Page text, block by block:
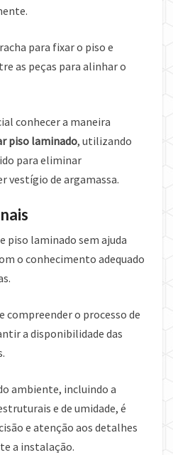
para fixar o piso e
as peças para alinhar o
conhecer a maneira
piso laminado, utilizando
para eliminar
vestígio de argamassa.
piso laminado sem ajuda
o conhecimento adequado
compreender o processo de
a disponibilidade das
ambiente, incluindo a
e de umidade, é
e atenção aos detalhes
a instalação.